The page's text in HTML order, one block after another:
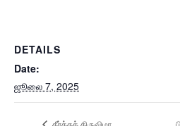
DETAILS
Date:
ஜூலை 7, 2025
தீர்த்தத் திருவிழா